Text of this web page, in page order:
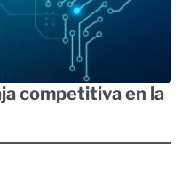
competitiva en la